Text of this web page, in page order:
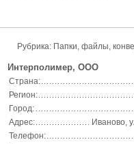
Рубрика: Папки, файлы,
Интерполимер, ООО
Страна:
Регион:
Город:
Адрес:
Иваново,
Телефон: